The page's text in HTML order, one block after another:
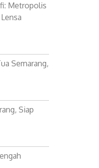
Metropolis
Semarang,
Siap